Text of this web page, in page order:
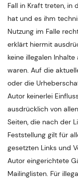
Fall in Kraft treten, in
hat und es ihm
Nutzung im Falle
erklärt hiermit
keine illegalen
waren. Auf die
oder die
Autor keinerlei
ausdrücklich von
Seiten, die nach der
Feststellung gilt für
gesetzten Links und
Autor eingerichtete
Mailinglisten. Für